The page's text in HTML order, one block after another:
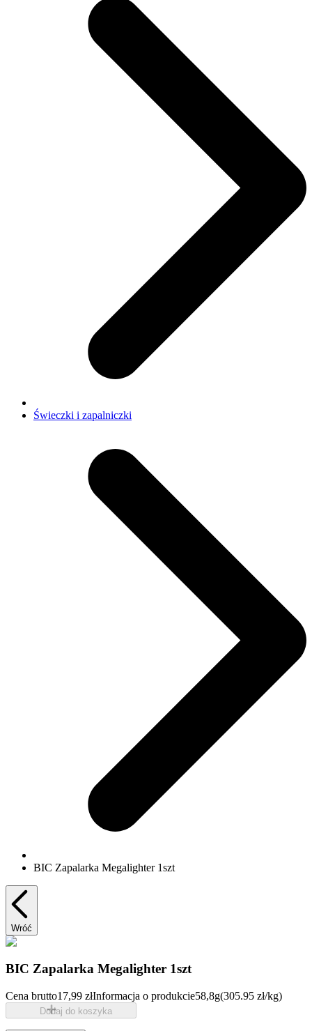
Świeczki i zapalniczki
BIC Zapalarka Megalighter 1szt
Wróć
BIC Zapalarka Megalighter 1szt
Cena brutto17,99 złInformacja o produkcie58,8g(305.95 zł/kg)
Dodaj do koszyka